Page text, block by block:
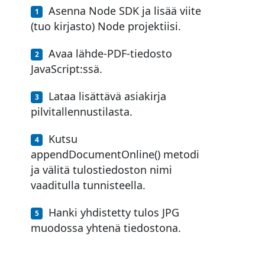
Asenna Node SDK ja lisää viite
(tuo kirjasto) Node projektiisi.
Avaa lähde-PDF-tiedosto
JavaScript:ssä.
Lataa lisättävä asiakirja
pilvitallennustilasta.
Kutsu
appendDocumentOnline() metodi
ja välitä tulostiedoston nimi
vaaditulla tunnisteella.
Hanki yhdistetty tulos JPG
muodossa yhtenä tiedostona.